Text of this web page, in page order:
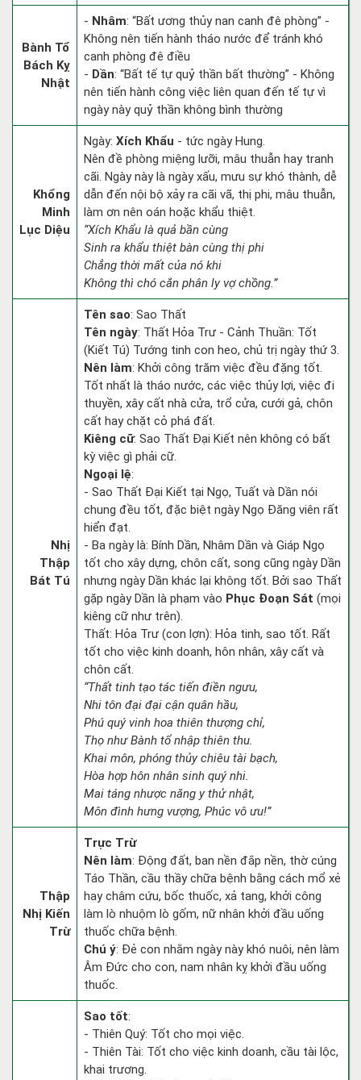
Bành Tổ
Bách Kỵ
Nhật
- Nhâm: “Bất ương thủy nan canh đê phòng” -
Không nên tiến hành tháo nước để tránh khó
canh phòng đê điều
- Dần: “Bất tế tự quỷ thần bất thường” - Không
nên tiến hành công việc liên quan đến tế tự vì
ngày này quỷ thần không bình thường
Khổng
Minh
Lục Diệu
Ngày: Xích Khẩu - tức ngày Hung.
Nên đề phòng miệng lưỡi, mâu thuẫn hay tranh
cãi. Ngày này là ngày xấu, mưu sự khó thành, dễ
dẫn đến nội bộ xảy ra cãi vã, thị phi, mâu thuẫn,
làm ơn nên oán hoặc khẩu thiệt.
“Xích Khẩu là quả bần cùng
Sinh ra khẩu thiệt bàn cùng thị phi
Chẳng thời mất của nó khi
Không thì chó cắn phân ly vợ chồng.”
Nhị
Thập
Bát Tú
Tên sao: Sao Thất
Tên ngày: Thất Hỏa Trư - Cảnh Thuần: Tốt
(Kiết Tú) Tướng tinh con heo, chủ trị ngày thứ 3.
Nên làm: Khởi công trăm việc đều đặng tốt.
Tốt nhất là tháo nước, các việc thủy lợi, việc đi
thuyền, xây cất nhà cửa, trổ cửa, cưới gả, chôn
cất hay chặt cỏ phá đất.
Kiêng cữ: Sao Thất Đại Kiết nên không có bất
kỳ việc gì phải cữ.
Ngoại lệ:
- Sao Thất Đại Kiết tại Ngọ, Tuất và Dần nói
chung đều tốt, đặc biệt ngày Ngọ Đăng viên rất
hiển đạt.
- Ba ngày là: Bính Dần, Nhâm Dần và Giáp Ngọ
tốt cho xây dựng, chôn cất, song cũng ngày Dần
nhưng ngày Dần khác lại không tốt. Bởi sao Thất
gặp ngày Dần là phạm vào Phục Đoạn Sát (mọi
kiêng cữ như trên).
Thất: Hỏa Trư (con lợn): Hỏa tinh, sao tốt. Rất
tốt cho việc kinh doanh, hôn nhân, xây cất và
chôn cất.
“Thất tinh tạo tác tiến điền ngưu,
Nhi tôn đại đại cận quân hầu,
Phú quý vinh hoa thiên thượng chỉ,
Thọ như Bành tổ nhập thiên thu.
Khai môn, phóng thủy chiêu tài bạch,
Hòa hợp hôn nhân sinh quý nhi.
Mai táng nhược năng y thử nhật,
Môn đình hưng vượng, Phúc vô ưu!”
Thập
Nhị Kiến
Trừ
Trực Trừ
Nên làm: Động đất, ban nền đắp nền, thờ cúng
Táo Thần, cầu thầy chữa bệnh bằng cách mổ xẻ
hay châm cứu, bốc thuốc, xả tang, khởi công
làm lò nhuộm lò gốm, nữ nhân khởi đầu uống
thuốc chữa bệnh.
Chú ý: Đẻ con nhằm ngày này khó nuôi, nên làm
Âm Đức cho con, nam nhân kỵ khởi đầu uống
thuốc.
Sao tốt:
- Thiên Quý: Tốt cho mọi việc.
- Thiên Tài: Tốt cho việc kinh doanh, cầu tài lộc,
khai trương.